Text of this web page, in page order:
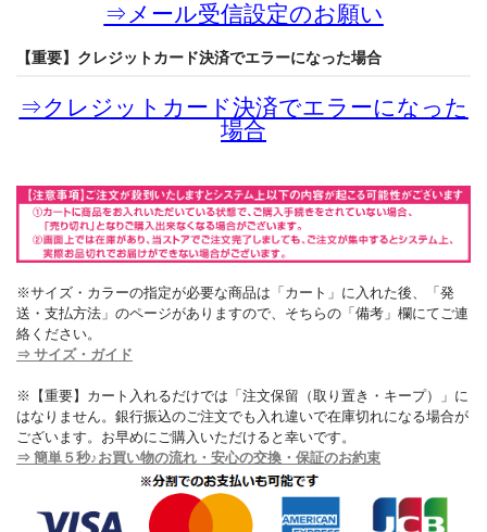
⇒ メール受信設定のお願い
【重要】クレジットカード決済でエラーになった場合
⇒クレジットカード決済でエラーになった
場合
※サイズ・カラーの指定が必要な商品は「カート」に入れた後、「発
送・支払方法」のページがありますので、そちらの「備考」欄にてご連
絡ください。
⇒ サイズ・ガイド
※【重要】カート入れるだけでは「注文保留（取り置き・キープ）」に
はなりません。銀行振込のご注文でも入れ違いで在庫切れになる場合が
ございます。お早めにご購入いただけると幸いです。
⇒ 簡単５秒♪お買い物の流れ・安心の交換・保証のお約束